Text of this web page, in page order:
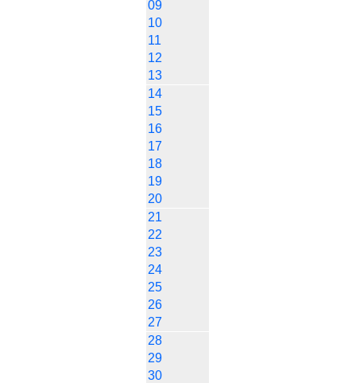
09
10
11
12
13
14
15
16
17
18
19
20
21
22
23
24
25
26
27
28
29
30